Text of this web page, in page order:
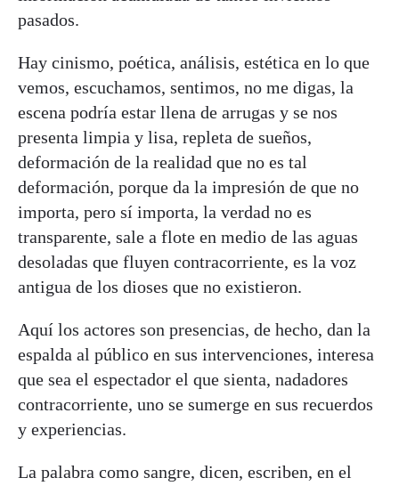
pasados.
Hay cinismo, poética, análisis, estética en lo que
vemos, escuchamos, sentimos, no me digas, la
escena podría estar llena de arrugas y se nos
presenta limpia y lisa, repleta de sueños,
deformación de la realidad que no es tal
deformación, porque da la impresión de que no
importa, pero sí importa, la verdad no es
transparente, sale a flote en medio de las aguas
desoladas que fluyen contracorriente, es la voz
antigua de los dioses que no existieron.
Aquí los actores son presencias, de hecho, dan la
espalda al público en sus intervenciones, interesa
que sea el espectador el que sienta, nadadores
contracorriente, uno se sumerge en sus recuerdos
y experiencias.
La palabra como sangre, dicen, escriben, en el